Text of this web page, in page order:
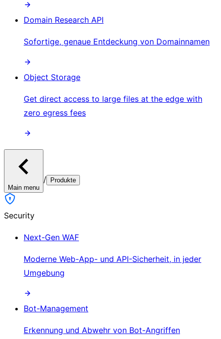
Domain Research API
Sofortige, genaue Entdeckung von Domainnamen
Object Storage
Get direct access to large files at the edge with
zero egress fees
Main menu
/ Produkte
Security
Next-Gen WAF
Moderne Web-App- und API-Sicherheit, in jeder
Umgebung
Bot-Management
Erkennung und Abwehr von Bot-Angriffen